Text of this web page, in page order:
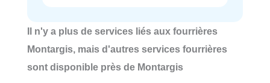
Il n'y a plus de services liés aux fourrières
Montargis, mais d'autres services fourrières
sont disponible près de Montargis